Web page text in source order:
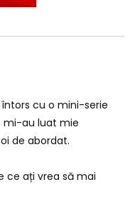
cu o mini-serie
mi-au luat mie
de abordat.
ce ați vrea să mai